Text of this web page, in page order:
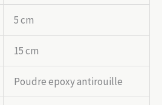
5 cm
15 cm
Poudre epoxy antirouille